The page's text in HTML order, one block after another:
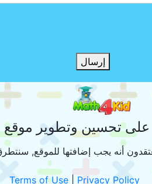
إرسال
على تحسين وتطوير موقع
أنه يجب إضافتها للموقع,
Terms of Use| Privacy Policy